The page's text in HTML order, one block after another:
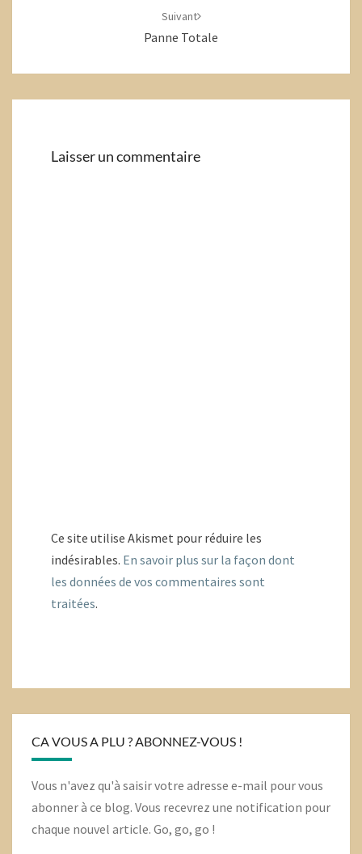
Suivant
Panne Totale
Laisser un commentaire
Ce site utilise Akismet pour réduire les
indésirables. En savoir plus sur la façon dont
les données de vos commentaires sont
traitées.
CA VOUS A PLU ? ABONNEZ-VOUS !
Vous n'avez qu'à saisir votre adresse e-mail pour vous
abonner à ce blog. Vous recevrez une notification pour
chaque nouvel article. Go, go, go !